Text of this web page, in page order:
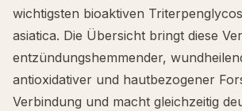
wichtigsten bioaktiven
asiatica. Die Übersicht bringt diese
entzündungshemmender,
antioxidativer und hautbezogener
Verbindung und macht gleichzeitig